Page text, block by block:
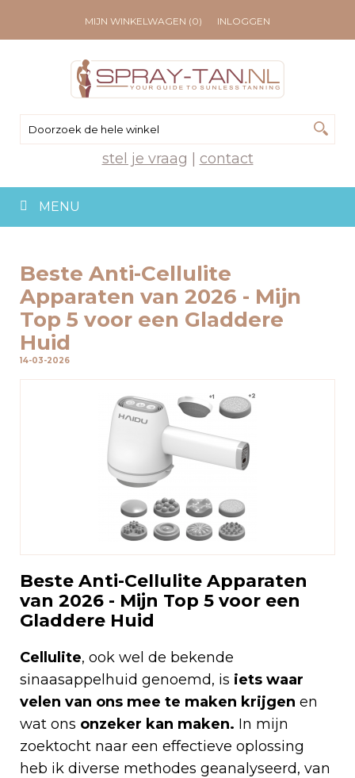
MIJN WINKELWAGEN (0) INLOGGEN
stel je vraag contact
MENU
Beste Anti-Cellulite
Apparaten van 2026 - Mijn
Top 5 voor een Gladdere
Huid
14-03-2026
Beste Anti-Cellulite Apparaten
van 2026 - Mijn Top 5 voor een
Gladdere Huid
Cellulite, ook wel de bekende
sinaasappelhuid genoemd, is iets waar
velen van ons mee te maken krijgen en
wat ons onzeker kan maken. In mijn
zoektocht naar een effectieve oplossing
heb ik diverse methodes geanalyseerd, van